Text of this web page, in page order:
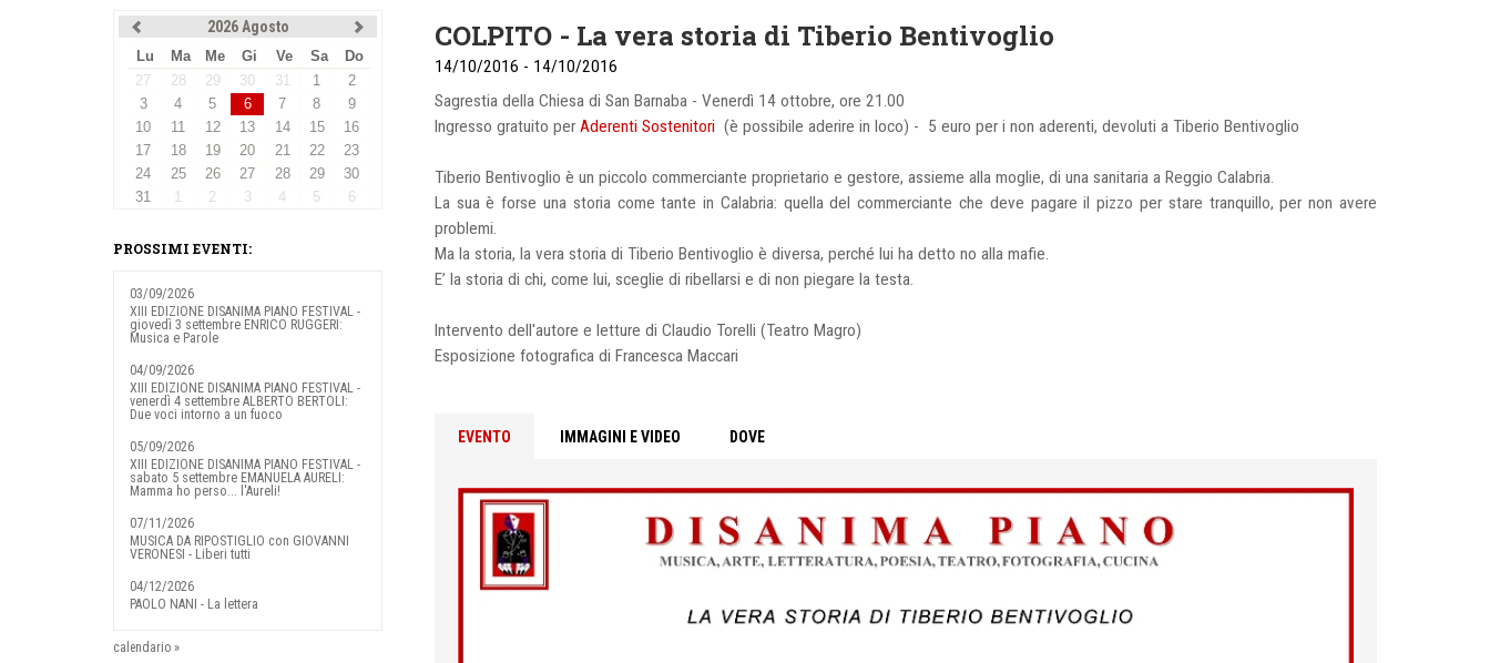
2026 Agosto
Lu Ma Me Gi Ve Sa
Do
27
28 29 30 31 1
2
3
4 5 6 7 8
9
10
11 12 13 14 15
16
17
18 19 20 21 22
23
24
25 26 27 28 29
30
31
1 2 3 4 5 6
PROSSIMI EVENTI:
03/09/2026
XIII EDIZIONE DISANIMA PIANO FESTIVAL -
giovedì 3 settembre ENRICO RUGGERI:
Musica e Parole
04/09/2026
XIII EDIZIONE DISANIMA PIANO FESTIVAL -
venerdì 4 settembre ALBERTO BERTOLI:
Due voci intorno a un fuoco
05/09/2026
XIII EDIZIONE DISANIMA PIANO FESTIVAL -
sabato 5 settembre EMANUELA AURELI:
Mamma ho perso... l'Aureli!
07/11/2026
MUSICA DA RIPOSTIGLIO con GIOVANNI
VERONESI - Liberi tutti
04/12/2026
PAOLO NANI - La lettera
calendario »
COLPITO - La vera storia di Tiberio Bentivoglio
14/10/2016 - 14/10/2016
Sagrestia della Chiesa di San Barnaba - Venerdì 14 ottobre, ore 21.00
Ingresso gratuito per Aderenti Sostenitori (è possibile aderire in loco) - 5 euro per i non aderenti, devoluti a Tiberio Bentivoglio
Tiberio Bentivoglio è un piccolo commerciante proprietario e gestore, assieme alla moglie, di una sanitaria a Reggio Calabria.
La sua è forse una storia come tante in Calabria: quella del commerciante che deve pagare il pizzo per stare tranquillo, per non avere
problemi.
Ma la storia, la vera storia di Tiberio Bentivoglio è diversa, perché lui ha detto no alla mafie.
E’ la storia di chi, come lui, sceglie di ribellarsi e di non piegare la testa.
Intervento dell'autore e letture di Claudio Torelli (Teatro Magro)
Esposizione fotografica di Francesca Maccari
EVENTO IMMAGINI E VIDEO DOVE